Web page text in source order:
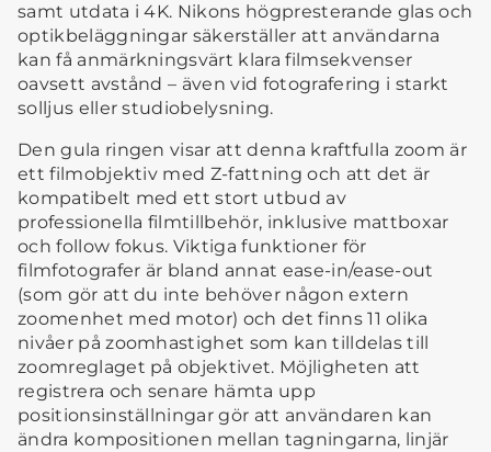
samt utdata i 4K. Nikons högpresterande glas och
optikbeläggningar säkerställer att användarna
kan få anmärkningsvärt klara filmsekvenser
oavsett avstånd – även vid fotografering i starkt
solljus eller studiobelysning.
Den gula ringen visar att denna kraftfulla zoom är
ett filmobjektiv med Z-fattning och att det är
kompatibelt med ett stort utbud av
professionella filmtillbehör, inklusive mattboxar
och follow fokus. Viktiga funktioner för
filmfotografer är bland annat ease-in/ease-out
(som gör att du inte behöver någon extern
zoomenhet med motor) och det finns 11 olika
nivåer på zoomhastighet som kan tilldelas till
zoomreglaget på objektivet. Möjligheten att
registrera och senare hämta upp
positionsinställningar gör att användaren kan
ändra kompositionen mellan tagningarna, linjär